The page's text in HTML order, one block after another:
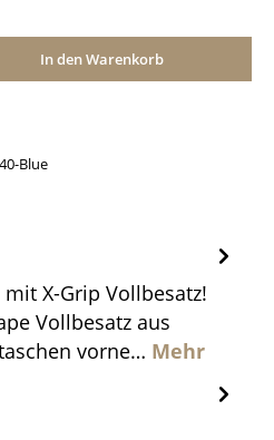
den gewünschten
In den Warenkorb
Blue
X-Grip Vollbesatz!
Vollbesatz aus
vorne… Mehr